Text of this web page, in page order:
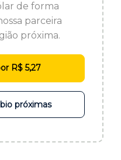
de forma
parceira
próxima.
R$ 5,27
próximas